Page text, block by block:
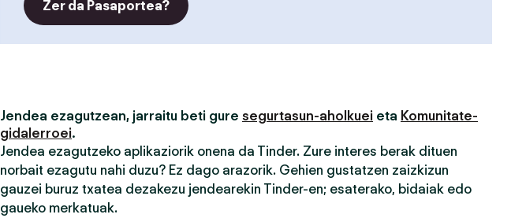
Zer da Pasaportea?
Jendea ezagutzean, jarraitu beti gure segurtasun-aholkuei eta Komunitate-
gidalerroei.
Jendea ezagutzeko aplikaziorik onena da Tinder. Zure interes berak dituen
norbait ezagutu nahi duzu? Ez dago arazorik. Gehien gustatzen zaizkizun
gauzei buruz txatea dezakezu jendearekin Tinder-en; esaterako, bidaiak edo
gaueko merkatuak.